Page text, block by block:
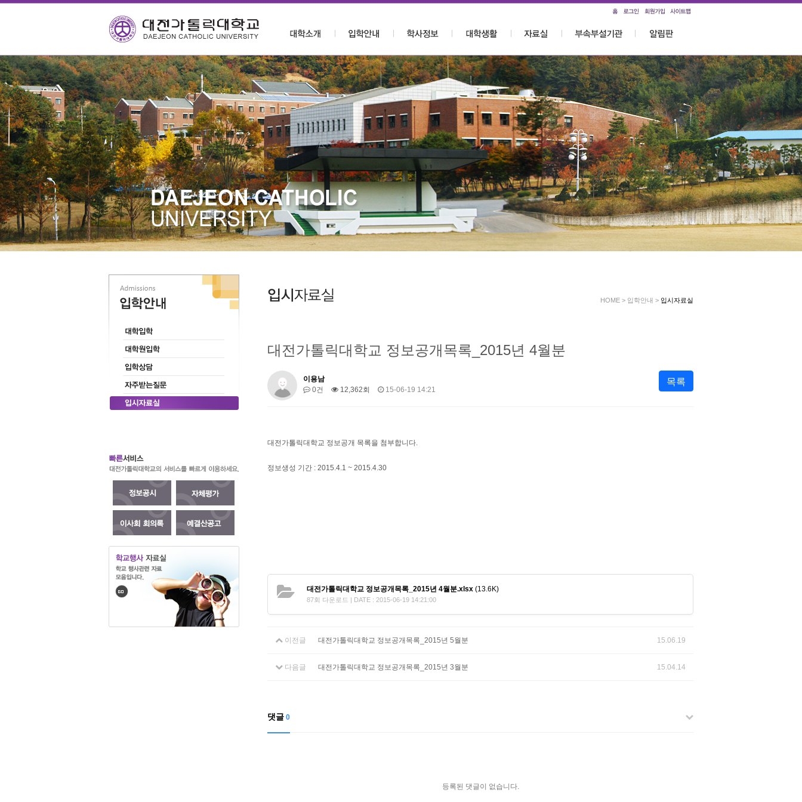
HOME > 입학안내 > 입시자료실
대전가톨릭대학교 정보공개목록_2015년 4월분
이용남
0건
12,362회 15-06-19 14:21
목록
대전가톨릭대학교 정보공개 목록을 첨부합니다.
정보생성 기간 : 2015.4.1 ~ 2015.4.30
대전가톨릭대학교 정보공개목록_2015년 4월분.xlsx (13.6K)
87회 다운로드 | DATE : 2015-06-19 14:21:00
이전글 대전가톨릭대학교 정보공개목록_2015년 5월분 15.06.19
다음글 대전가톨릭대학교 정보공개목록_2015년 3월분 15.04.14
댓글 0
등록된 댓글이 없습니다.